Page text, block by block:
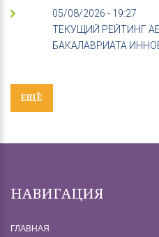
05/08/2026 - 19:27
ТЕКУЩИЙ РЕЙТИНГ
БАКАЛАВРИАТА
ЕЩЁ
НАВИГАЦИЯ
ГЛАВНАЯ